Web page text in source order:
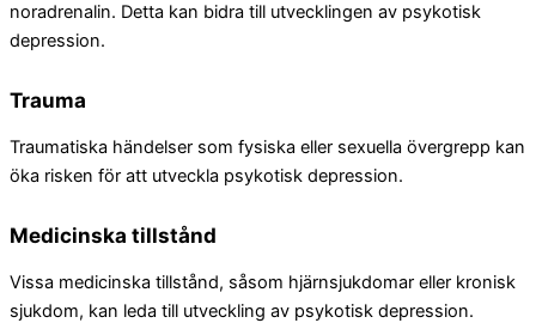
noradrenalin. Detta kan bidra till utvecklingen av psykotisk
depression.
Trauma
Traumatiska händelser som fysiska eller sexuella övergrepp kan
öka risken för att utveckla psykotisk depression.
Medicinska tillstånd
Vissa medicinska tillstånd, såsom hjärnsjukdomar eller kronisk
sjukdom, kan leda till utveckling av psykotisk depression.